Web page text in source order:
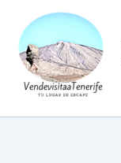
contenido